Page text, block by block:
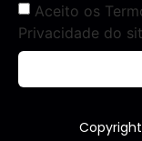
Aceito os
Privacidade do